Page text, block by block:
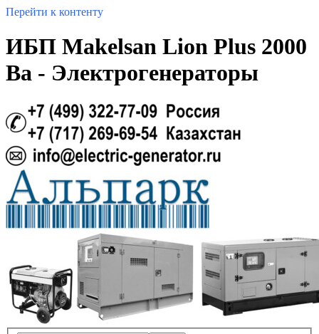
Перейти к контенту
ИБП Makelsan Lion Plus 2000
Ва - Электрогенераторы